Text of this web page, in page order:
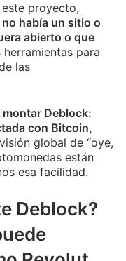
proyecto,
había un sitio o
abierto o que
para
las
Deblock:
con Bitcoin,
global de “oye,
están
esa facilidad.
Deblock?